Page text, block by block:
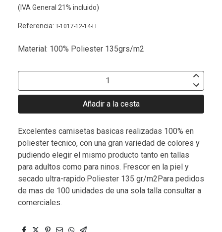
(IVA General 21% incluido)
Referencia: T-1017-12-14-LI
Material: 100% Poliester 135grs/m2
Añadir a la cesta
Excelentes camisetas basicas realizadas 100% en
poliester tecnico, con una gran variedad de colores y
pudiendo elegir el mismo producto tanto en tallas
para adultos como para ninos. Frescor en la piel y
secado ultra-rapido.Poliester 135 gr/m2Para pedidos
de mas de 100 unidades de una sola talla consultar a
comerciales.